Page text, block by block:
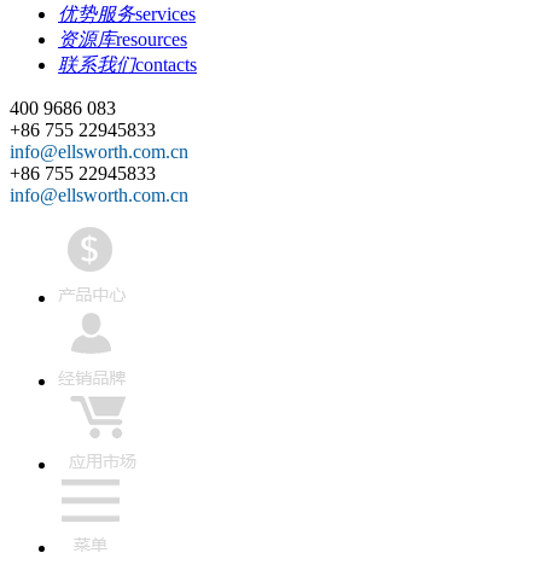
优势服务services
资源库resources
联系我们contacts
400 9686 083
+86 755 22945833
info@ellsworth.com.cn
+86 755 22945833
info@ellsworth.com.cn